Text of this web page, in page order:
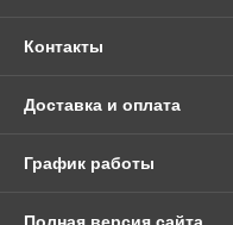
Контакты
Доставка и оплата
График работы